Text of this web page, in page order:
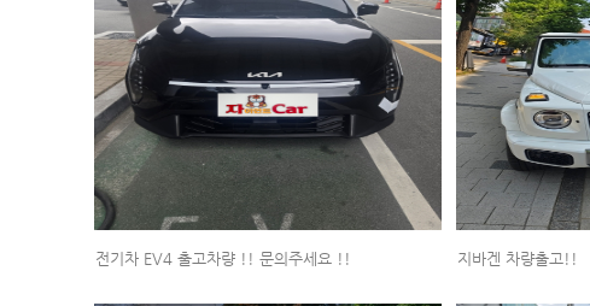
전기차 EV4 출고차량 !! 문의주세요 !! 지바겐 차량출고!!